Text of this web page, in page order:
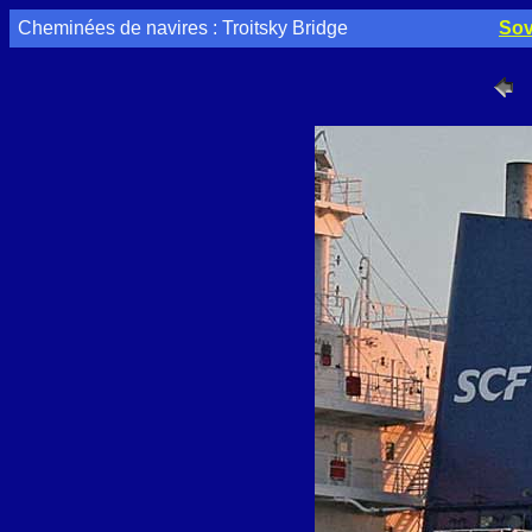
Cheminées de navires : Troitsky Bridge